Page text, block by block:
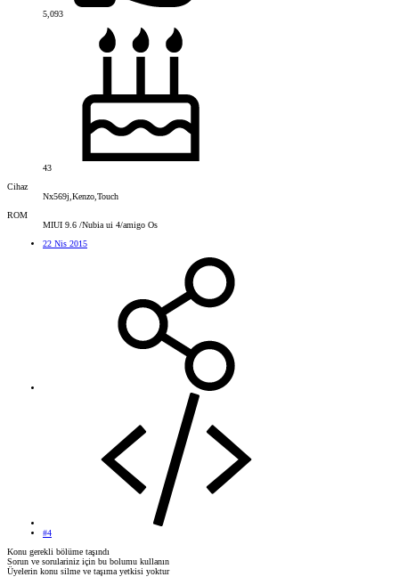
5,093
43
Cihaz
Nx569j,Kenzo,Touch
ROM
MIUI 9.6 /Nubia ui 4/amigo Os
22 Nis 2015
#4
Konu gerekli bölüme taşındı
Sorun ve sorulariniz için bu bolumu kullanın
Üyelerin konu silme ve taşıma yetkisi yoktur